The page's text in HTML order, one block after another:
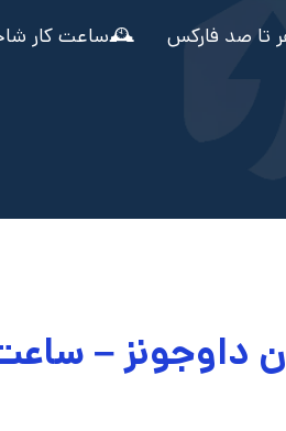
تا صد فارکس 🕰️ساعت کار
–